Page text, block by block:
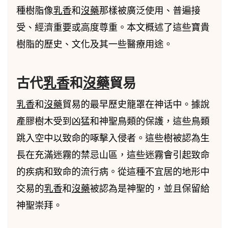
種樹脂像乳香和沒藥那樣被廣泛使用、普遍接
受、經濟重要或高度尊重。本文概述了這些寶貴
樹脂的歷史、文化及其一些醫療用途。
古代乳香和沒藥貿易
乳香和沒藥貿易的最早歷史籠罩在神话中。據說
產膠樹木受到凶猛和神聖鳥類的保護，這些鳥類
跳入空中以致命的啄擊入侵者。這些樹被認為生
長在充滿迷霧的禁忌山區，這些迷霧會引起致命
的疾病和致命的流行病。從這種不宜居的地形中
交易的乳香和沒藥被認為是神聖的，並且保留給
神聖崇拜。